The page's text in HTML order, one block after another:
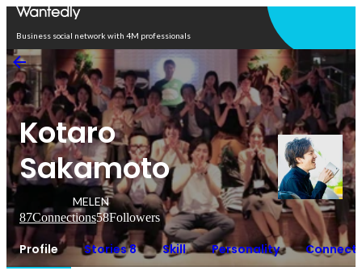
Business social network with 4M professionals
Kotaro
Sakamoto
MELEN
87Connections58Followers
Profile Stories 8 Skill Personality